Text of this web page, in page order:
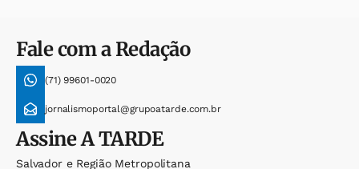
Fale com a Redação
(71) 99601-0020
jornalismoportal@grupoatarde.com.br
AssineA TARDE
Salvador e Região Metropolitana